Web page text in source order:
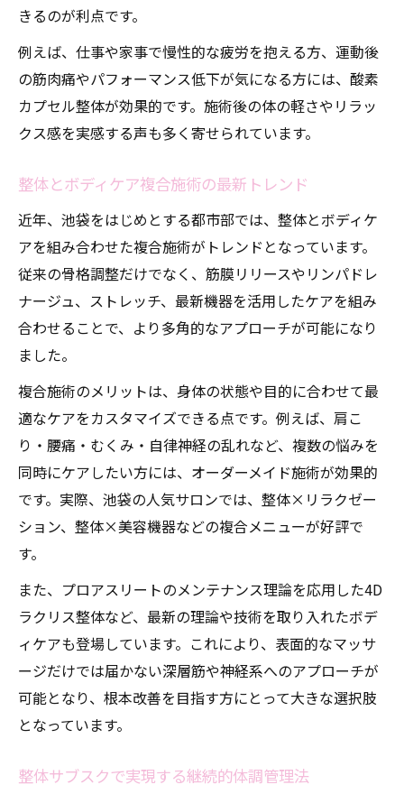
きるのが利点です。
例えば、仕事や家事で慢性的な疲労を抱える方、運動後
の筋肉痛やパフォーマンス低下が気になる方には、酸素
カプセル整体が効果的です。施術後の体の軽さやリラッ
クス感を実感する声も多く寄せられています。
整体とボディケア複合施術の最新トレンド
近年、池袋をはじめとする都市部では、整体とボディケ
アを組み合わせた複合施術がトレンドとなっています。
従来の骨格調整だけでなく、筋膜リリースやリンパドレ
ナージュ、ストレッチ、最新機器を活用したケアを組み
合わせることで、より多角的なアプローチが可能になり
ました。
複合施術のメリットは、身体の状態や目的に合わせて最
適なケアをカスタマイズできる点です。例えば、肩こ
り・腰痛・むくみ・自律神経の乱れなど、複数の悩みを
同時にケアしたい方には、オーダーメイド施術が効果的
です。実際、池袋の人気サロンでは、整体×リラクゼー
ション、整体×美容機器などの複合メニューが好評で
す。
また、プロアスリートのメンテナンス理論を応用した4D
ラクリス整体など、最新の理論や技術を取り入れたボデ
ィケアも登場しています。これにより、表面的なマッサ
ージだけでは届かない深層筋や神経系へのアプローチが
可能となり、根本改善を目指す方にとって大きな選択肢
となっています。
整体サブスクで実現する継続的体調管理法